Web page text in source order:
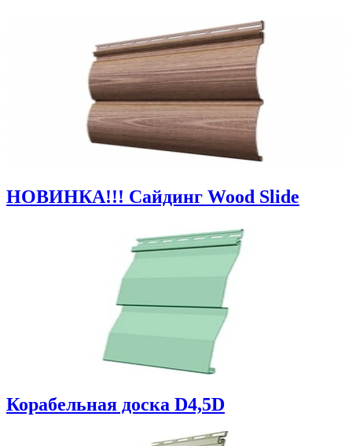
НОВИНКА!!! Сайдинг Wood Slide
Корабельная доска D4,5D